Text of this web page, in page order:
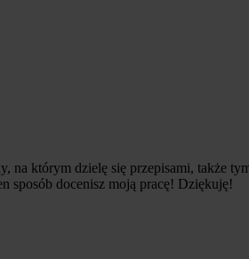
którym dzielę się przepisami, także
sposób docenisz moją pracę! Dziękuję!